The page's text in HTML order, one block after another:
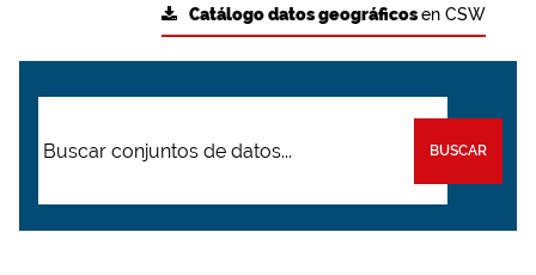
Catálogo datos geográficosen CSW
BUSCAR